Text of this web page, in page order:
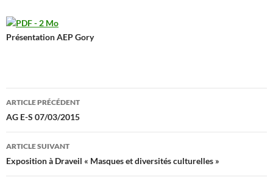
Présentation AEP Gory
Navigation
des
articles
ARTICLE PRÉCÉDENT
AG E-S 07/03/2015
ARTICLE SUIVANT
Exposition à Draveil « Masques et diversités culturelles »